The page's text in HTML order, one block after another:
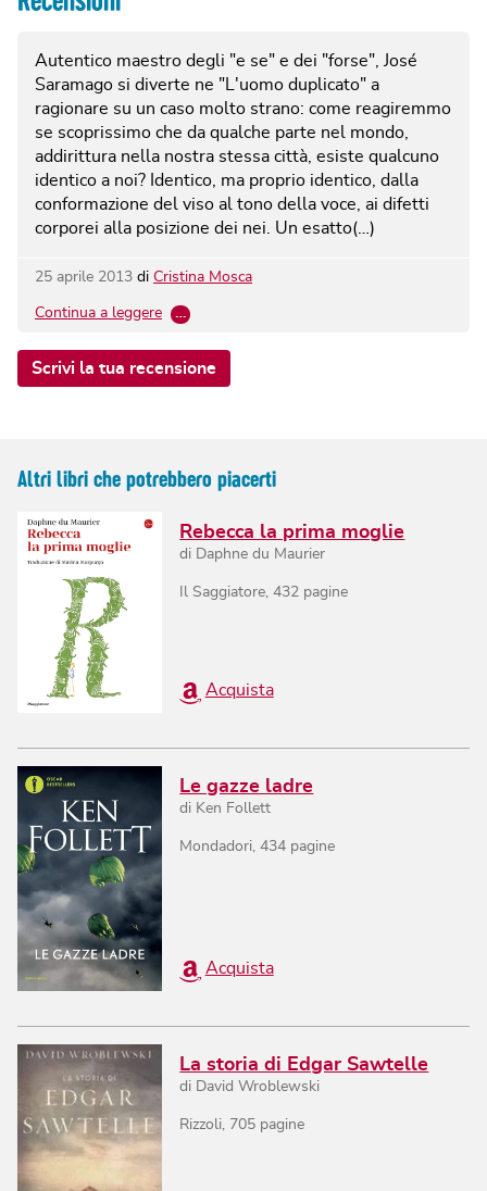
Autentico maestro degli "e se" e dei "forse", José
Saramago si diverte ne "L'uomo duplicato" a
ragionare su un caso molto strano: come reagiremmo
se scoprissimo che da qualche parte nel mondo,
addirittura nella nostra stessa città, esiste qualcuno
identico a noi? Identico, ma proprio identico, dalla
conformazione del viso al tono della voce, ai difetti
corporei alla posizione dei nei. Un esatto(…)
25 aprile 2013 di Cristina Mosca
Continua a leggere …
Scrivi la tua recensione
Altri libri che potrebbero piacerti
Rebecca la prima moglie
di Daphne du Maurier
Il Saggiatore,432 pagine
Acquista
Le gazze ladre
di Ken Follett
Mondadori,434 pagine
Acquista
La storia di Edgar Sawtelle
di David Wroblewski
Rizzoli, 705 pagine